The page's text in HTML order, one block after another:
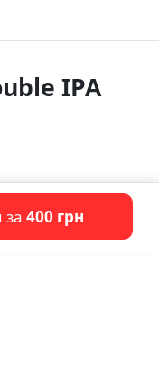
IPA
за 400 грн